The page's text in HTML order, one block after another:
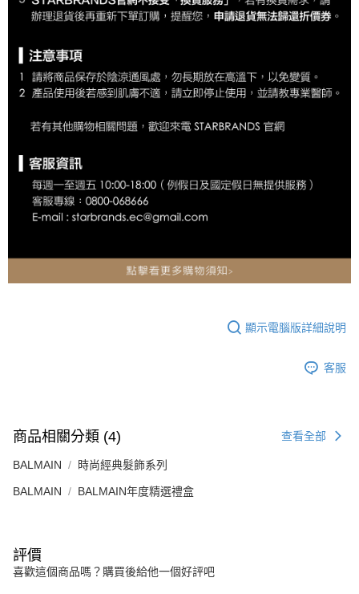
顯示電腦版詳細說明
客服
商品相關分類 (4) 查看全部
BALMAIN 時尚經典髮飾系列
BALMAIN BALMAIN年度精選禮盒
評價
喜歡這個商品嗎？購買後給他一個好評吧